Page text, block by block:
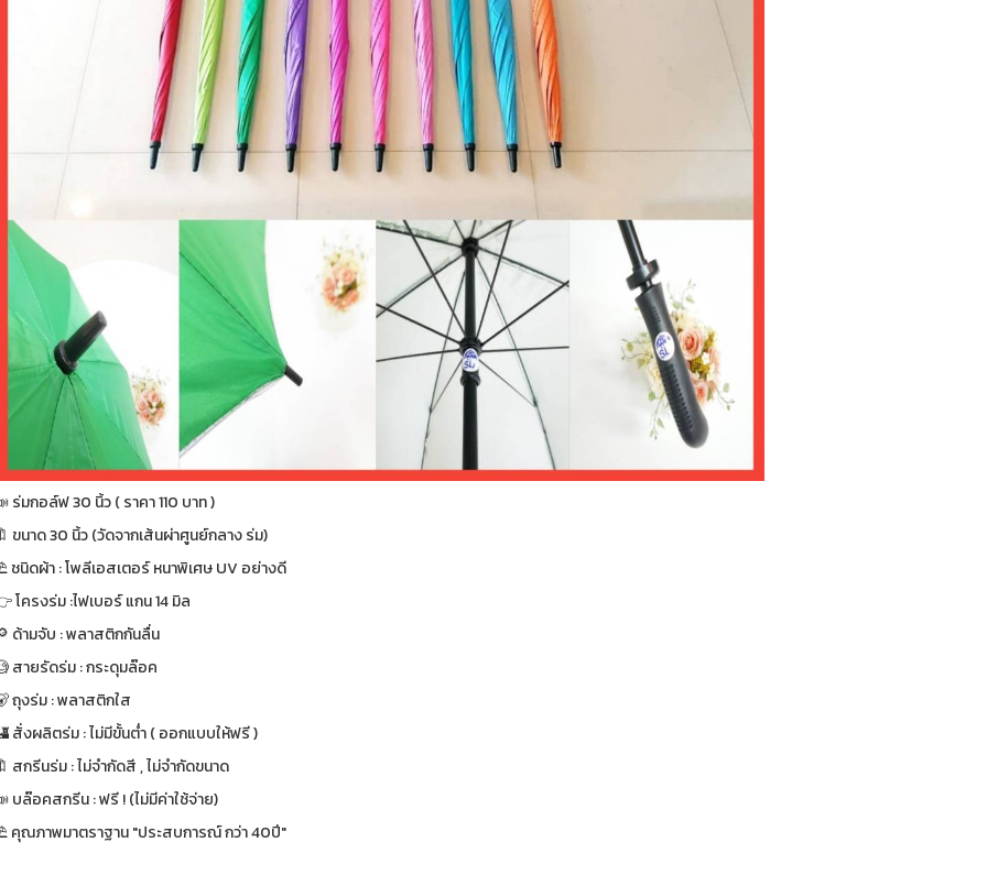
ร่มกอล์ฟ 30 นิ้ว ( ราคา 110 บาท )
ขนาด 30 นิ้ว (วัดจากเส้นผ่าศูนย์กลาง ร่ม)
ชนิดผ้า : โพลีเอสเตอร์ หนาพิเศษ UV อย่างดี
โครงร่ม :ไฟเบอร์ แกน 14 มิล
ด้ามจับ : พลาสติกกันลื่น
สายรัดร่ม : กระดุมล๊อค
ถุงร่ม : พลาสติกใส
สั่งผลิตร่ม : ไม่มีขั้นต่ำ ( ออกแบบให้ฟรี )
สกรีนร่ม : ไม่จำกัดสี , ไม่จำกัดขนาด
บล๊อคสกรีน : ฟรี ! (ไม่มีค่าใช้จ่าย)
คุณภาพมาตราฐาน "ประสบการณ์ กว่า 40ปี"